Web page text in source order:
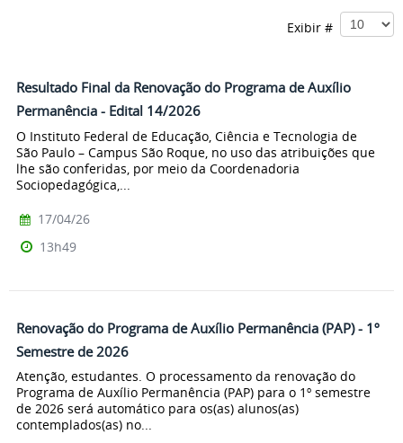
Exibir #
Resultado Final da Renovação do Programa de Auxílio
Permanência - Edital 14/2026
O Instituto Federal de Educação, Ciência e Tecnologia de
São Paulo – Campus São Roque, no uso das atribuições que
lhe são conferidas, por meio da Coordenadoria
Sociopedagógica,...
17/04/26
13h49
Renovação do Programa de Auxílio Permanência (PAP) - 1º
Semestre de 2026
Atenção, estudantes. O processamento da renovação do
Programa de Auxílio Permanência (PAP) para o 1º semestre
de 2026 será automático para os(as) alunos(as)
contemplados(as) no...